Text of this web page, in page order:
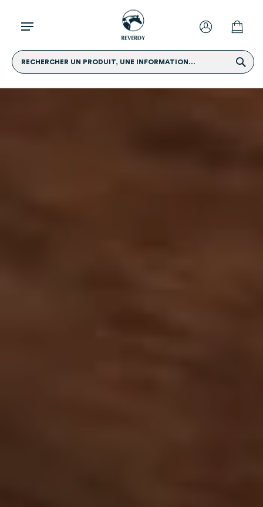
RECHERCHER UN PRODUIT, UNE INFORMATION...